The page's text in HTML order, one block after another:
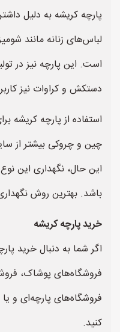
پارچه کریشه به دلیل
لباس‌های زنانه مانند
است. این پارچه نیز در
دستکش و کراوات نیز
استفاده از پارچه کریشه
چین و چروکی بیشتر از
این حال، نگهداری این
باشد. بهترین روش
خرید پارچه کریشه
اگر شما به دنبال خرید
فروشگاه‌های پوشاک،
فروشگاه‌های پارچه‌ای و
کنید.